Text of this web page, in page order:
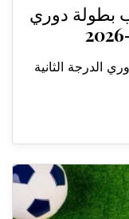
بطولة دوري
الدرجة الثانية